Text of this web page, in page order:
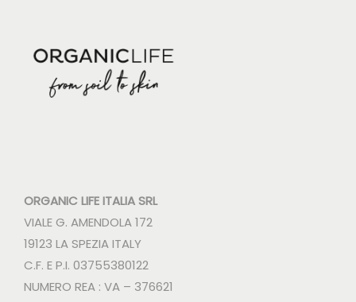
ORGANIC LIFE ITALIA SRL
VIALE G. AMENDOLA 172
19123 LA SPEZIA ITALY
C.F. E P.I. 03755380122
NUMERO REA : VA – 376621